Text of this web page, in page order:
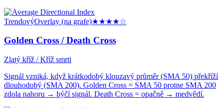
TrendovýOverlay (na grafe)★★★★☆
Golden Cross / Death Cross
Zlatý kříž / Kříž smrti
Signál vzniká, když krátkodobý klouzavý průměr (SMA 50) překříží
dlouhodobý (SMA 200). Golden Cross = SMA 50 protne SMA 200
zdola nahoru → býčí signál. Death Cross = opačně → medvědí.